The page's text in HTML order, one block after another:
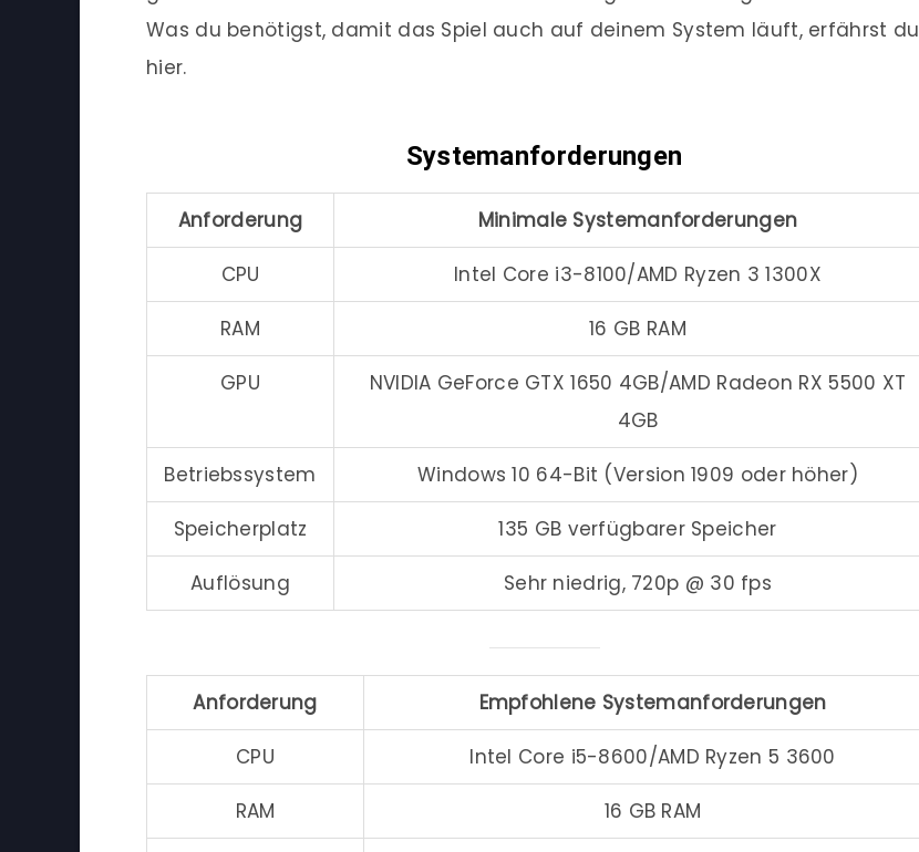
Was du benötigst, damit das Spiel auch auf deinem System läuft, erfährst du
hier.
Systemanforderungen
Anforderung Minimale Systemanforderungen
CPU Intel Core i3-8100/AMD Ryzen 3 1300X
RAM 16 GB RAM
GPU
NVIDIA GeForce GTX 1650 4GB/AMD Radeon RX 5500 XT
4GB
Betriebssystem Windows 10 64-Bit (Version 1909 oder höher)
Speicherplatz 135 GB verfügbarer Speicher
Auflösung Sehr niedrig, 720p @ 30 fps
Anforderung Empfohlene Systemanforderungen
CPU Intel Core i5-8600/AMD Ryzen 5 3600
RAM 16 GB RAM